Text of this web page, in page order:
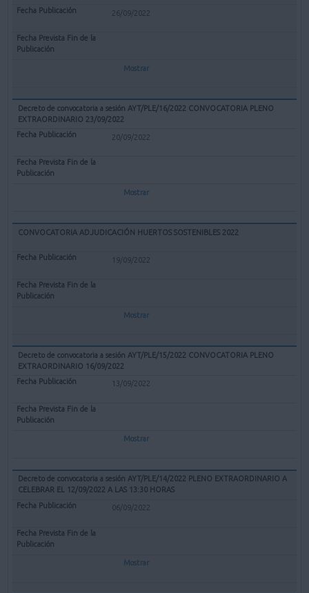
26/09/2022
Mostrar
Decreto de convocatoria a sesión AYT/PLE/16/2022 CONVOCATORIA PLENO
EXTRAORDINARIO 23/09/2022
20/09/2022
Mostrar
CONVOCATORIA ADJUDICACIÓN HUERTOS SOSTENIBLES 2022
19/09/2022
Mostrar
Decreto de convocatoria a sesión AYT/PLE/15/2022 CONVOCATORIA PLENO
EXTRAORDINARIO 16/09/2022
13/09/2022
Mostrar
Decreto de convocatoria a sesión AYT/PLE/14/2022 PLENO EXTRAORDINARIO A
CELEBRAR EL 12/09/2022 A LAS 13:30 HORAS
06/09/2022
Mostrar